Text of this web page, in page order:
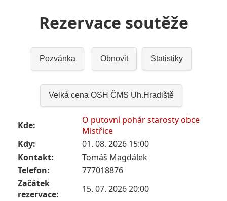
Rezervace soutěže
Pozvánka Obnovit Statistiky
Velká cena OSH ČMS Uh.Hradiště
Kde:
O putovní pohár starosty obce
Mistřice
Kdy:
01. 08. 2026 15:00
Kontakt:
Tomáš Magdálek
Telefon:
777018876
Začátek
rezervace:
15. 07. 2026 20:00